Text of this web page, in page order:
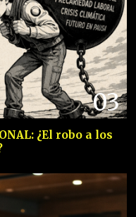
03
¿El robo a los